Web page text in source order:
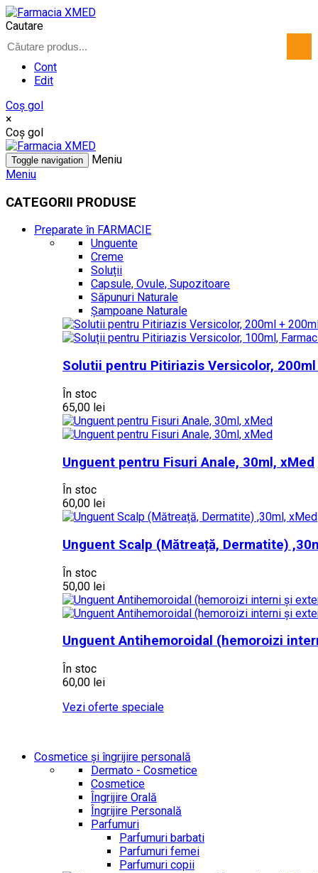
Cautare
Cont
Edit
Coş gol
×
Coş gol
Toggle navigation
Meniu
Meniu
CATEGORII PRODUSE
Preparate în FARMACIE
Unguente
Creme
Soluții
Capsule, Ovule, Supozitoare
Săpunuri Naturale
Șampoane Naturale
Solutii pentru Pitiriazis Versicolor, 200ml
În stoc
65,00 lei
Unguent pentru Fisuri Anale, 30ml, xMed
În stoc
60,00 lei
Unguent Scalp (Mătreață, Dermatite)
În stoc
50,00 lei
Unguent Antihemoroidal (hemoroizi
În stoc
60,00 lei
Vezi oferte speciale
Cosmetice și îngrijire personală
Dermato - Cosmetice
Cosmetice
Îngrijire Orală
Îngrijire Personală
Parfumuri
Parfumuri barbati
Parfumuri femei
Parfumuri copii